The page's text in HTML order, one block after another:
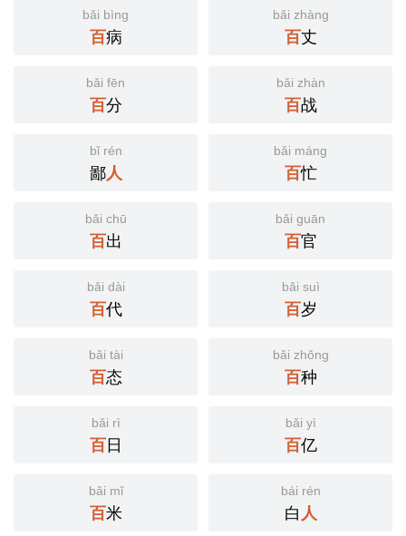
bǎi bìng
百病
bǎi zhàng
百丈
bǎi fēn
百分
bǎi zhàn
百战
bǐ rén
鄙人
bǎi máng
百忙
bǎi chū
百出
bǎi guān
百官
bǎi dài
百代
bǎi suì
百岁
bǎi tài
百态
bǎi zhǒng
百种
bǎi rì
百日
bǎi yì
百亿
bǎi mǐ
百米
bái rén
白 人